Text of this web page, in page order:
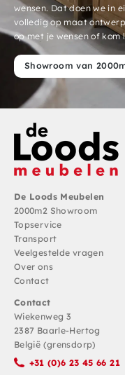
wensen. Dat doen we in
volledig op maat
op met je wensen of kom
Showroom van
De Loods Meubelen
2000m2 Showroom
Topservice
Transport
Veelgestelde vragen
Over ons
Contact
Contact
Wiekenweg 3
2387 Baarle-Hertog
België (grensdorp)
+31 (0)6 23 45 66 21